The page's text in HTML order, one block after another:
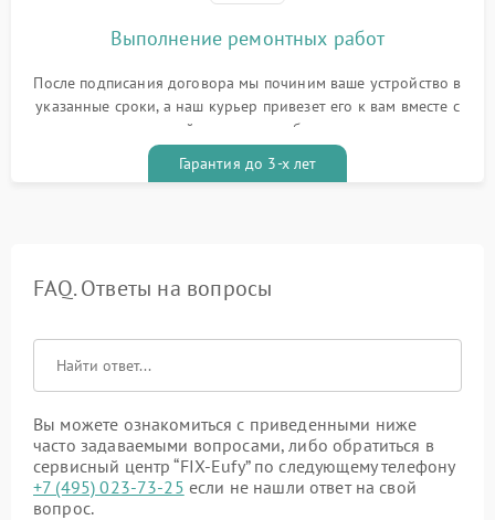
Выполнение ремонтных работ
После подписания договора мы починим ваше устройство в
указанные сроки, а наш курьер привезет его к вам вместе с
гарантийным талоном бесплатно
Гарантия до 3-х лет
FAQ. Ответы на вопросы
Вы можете ознакомиться с приведенными ниже
часто задаваемыми вопросами, либо обратиться в
сервисный центр “FIX-Eufy” по следующему телефону
+7 (495) 023-73-25 если не нашли ответ на свой
вопрос.